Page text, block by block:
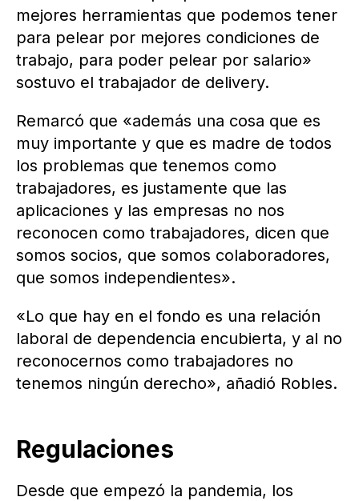
mejores herramientas que podemos tener
para pelear por mejores condiciones de
trabajo, para poder pelear por salario»
sostuvo el trabajador de delivery.
Remarcó que «además una cosa que es
muy importante y que es madre de todos
los problemas que tenemos como
trabajadores, es justamente que las
aplicaciones y las empresas no nos
reconocen como trabajadores, dicen que
somos socios, que somos colaboradores,
que somos independientes».
«Lo que hay en el fondo es una relación
laboral de dependencia encubierta, y al no
reconocernos como trabajadores no
tenemos ningún derecho», añadió Robles.
Regulaciones
Desde que empezó la pandemia, los